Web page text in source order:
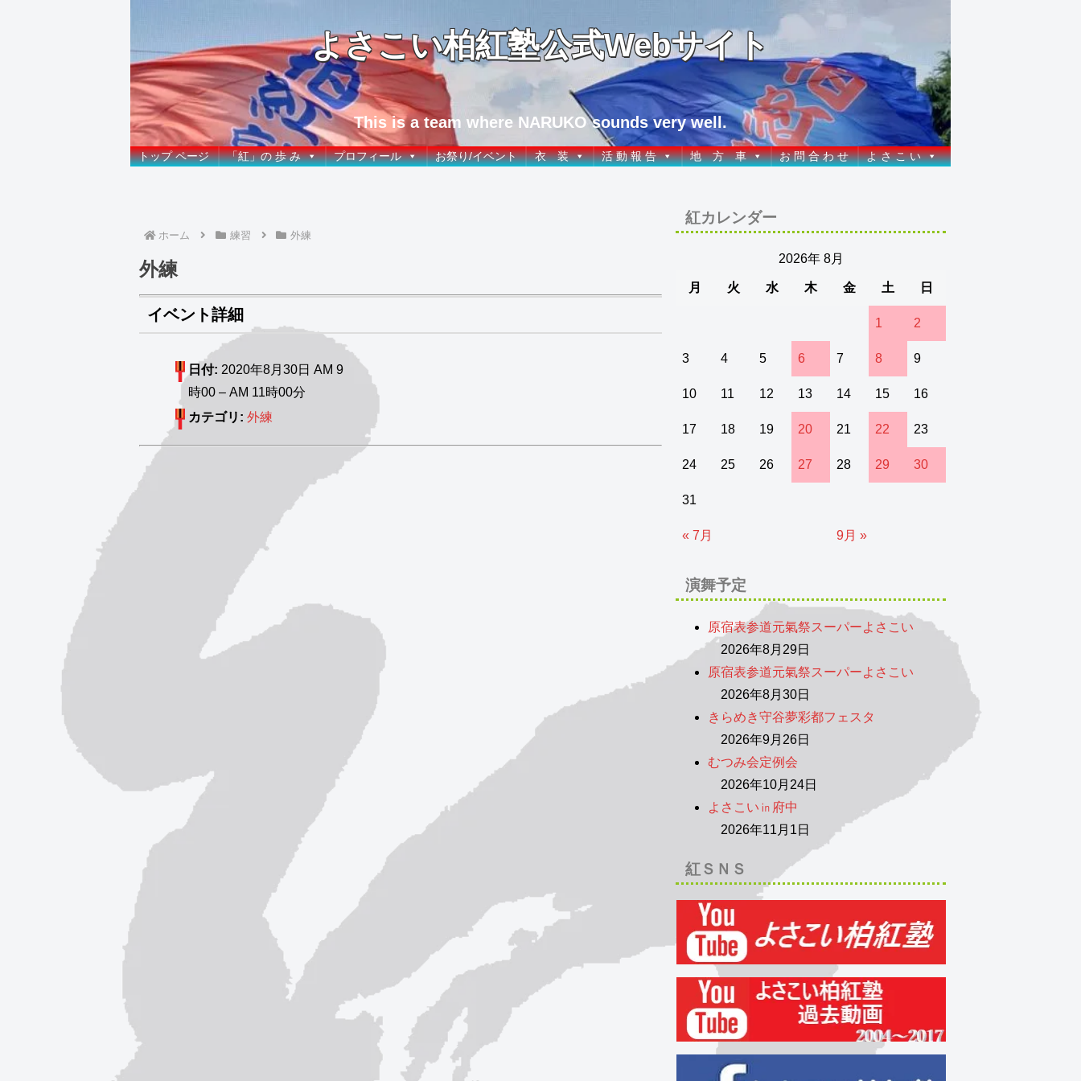
よさこい柏紅塾公式Webサイト
This is a team where NARUKO sounds very well.
トップ ページ 「紅」の 歩 み プロフィール お祭り/イベント 衣 装 活 動 報 告 地 方 車 お 問 合 わ せ よ さ こ い
ホーム 練習 外練
外練
イベント詳細
日付: 2020年8月30日 AM 9
時00 –AM 11時00分
カテゴリ: 外練
紅カレンダー
2026年 8月
月 火 水 木 金 土 日
1 2
3 4 5 6 7 8 9
10 11 12 13 14 15 16
17 18 19 20 21 22 23
24 25 26 27 28 29 30
31
« 7月 9月 »
演舞予定
原宿表参道元氣祭スーパーよさこい
2026年8月29日
原宿表参道元氣祭スーパーよさこい
2026年8月30日
きらめき守谷夢彩都フェスタ
2026年9月26日
むつみ会定例会
2026年10月24日
よさこい㏌府中
2026年11月1日
紅ＳＮＳ